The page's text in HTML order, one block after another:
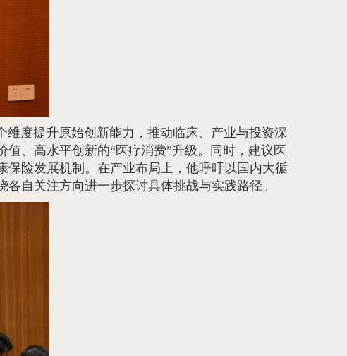
度提升原始创新能力，推动临床、产业与投资深
、高水平创新的“医疗消费”升级。同时，建议医
险发展机制。在产业布局上，他呼吁以国内大循
自关注方向进一步探讨具体挑战与实践路径。